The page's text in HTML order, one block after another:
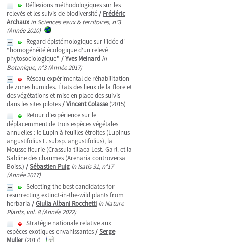
Réflexions méthodologiques sur les
relevés et les suivis de biodiversité/ Frédéric
Archaux in Sciences eaux & territoires, n°3
(Année 2010)
Regard épistémologique sur l'idée d'
"homogénéité écologique d'un relevé
phytosociologique" /Yves Meinard in
Botanique, n°3 (Année 2017)
Réseau expérimental de réhabilitation
de zones humides. États des lieux de la flore et
des végétations et mise en place des suivis
dans les sites pilotes/Vincent Colasse(2015)
Retour d'expérience sur le
déplacemment de trois espèces végétales
annuelles : le Lupin à feuilles étroites (Lupinus
angustifolius L. subsp. angustifolius), la
Mousse fleurie (Crassula tillaea Lest.-Garl. et la
Sabline des chaumes (Arenaria controversa
Boiss.) /Sébastien Puig in Isatis 31, n°17
(Année 2017)
Selecting the best candidates for
resurrecting extinct-in-the-wild plants from
herbaria /Giulia Albani Rocchetti in Nature
Plants, vol. 8 (Année 2022)
Stratégie nationale relative aux
espèces exotiques envahissantes/Serge
Muller (2017)